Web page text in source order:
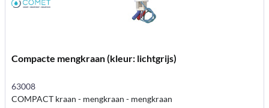
Compacte mengkraan (kleur: lichtgrijs)
63008
COMPACT kraan - mengkraan - mengkraan